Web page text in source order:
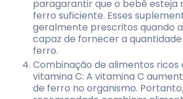
paragarantir que o bebê esteja
ferro suficiente. Esses
geralmente prescritos quando
capaz de fornecer a
ferro.
Combinação de alimentos
vitamina C: A vitamina C
de ferro no organismo.